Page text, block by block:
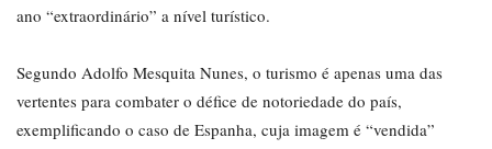
ano “extraordinário” a nível turístico.
Segundo Adolfo Mesquita Nunes, o turismo é apenas uma das
vertentes para combater o défice de notoriedade do país,
exemplificando o caso de Espanha, cuja imagem é “vendida”